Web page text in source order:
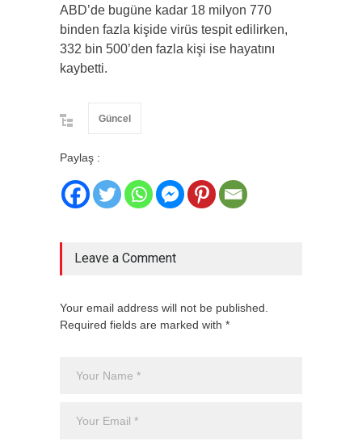
ABD’de bugüne kadar 18 milyon 770
binden fazla kişide virüs tespit edilirken,
332 bin 500’den fazla kişi ise hayatını
kaybetti.
Güncel
Paylaş :
Leave a Comment
Your email address will not be published.
Required fields are marked with *